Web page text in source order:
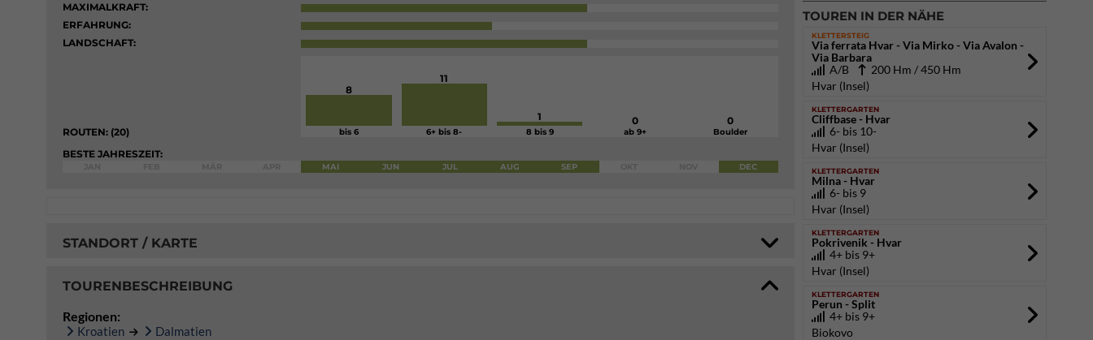
MAXIMALKRAFT:
ERFAHRUNG:
LANDSCHAFT:
ROUTEN: (20)
8
bis 6
11
6+ bis 8-
1
8 bis 9
0
ab 9+
0
Boulder
BESTE JAHRESZEIT:
MAI JUN JUL AUG SEP DEC
STANDORT / KARTE
TOURENBESCHREIBUNG
Regionen:
Kroatien Dalmatien
TOUREN IN DER NÄHE
KLETTERSTEIG
Via ferrata Hvar - Via Mirko - Via Avalon -
Via Barbara
A/B
200 Hm / 450 Hm
Hvar (Insel)
KLETTERGARTEN
Cliffbase - Hvar
6- bis 10-
Hvar (Insel)
KLETTERGARTEN
Milna - Hvar
6- bis 9
Hvar (Insel)
KLETTERGARTEN
Pokrivenik - Hvar
4+ bis 9+
Hvar (Insel)
KLETTERGARTEN
Perun - Split
4+ bis 9+
Biokovo